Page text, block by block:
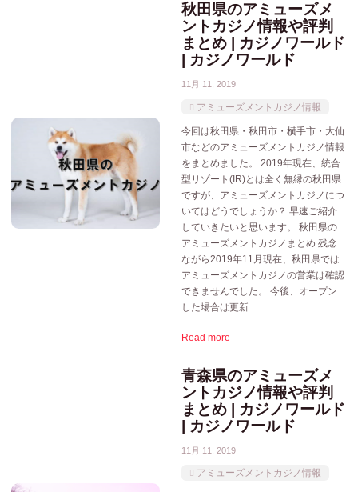
秋田県のアミューズメ
ントカジノ情報や評判
まとめ | カジノワールド
| カジノワールド
11月 11, 2019
アミューズメントカジノ情報
今回は秋田県・秋田市・横手市・大仙
市などのアミューズメントカジノ情報
をまとめました。 2019年現在、統合
型リゾート(IR)とは全く無縁の秋田県
ですが、アミューズメントカジノにつ
いてはどうでしょうか？ 早速ご紹介
していきたいと思います。 秋田県の
アミューズメントカジノまとめ 残念
ながら2019年11月現在、秋田県では
アミューズメントカジノの営業は確認
できませんでした。 今後、オープン
した場合は更新
Read more
青森県のアミューズメ
ントカジノ情報や評判
まとめ | カジノワールド
| カジノワールド
11月 11, 2019
アミューズメントカジノ情報